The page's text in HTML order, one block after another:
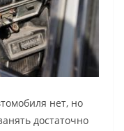
нет, но
достаточно